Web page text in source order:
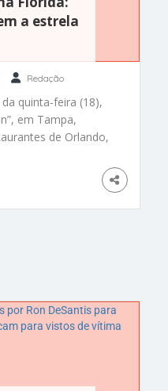
a estrela
Redação
quinta-feira (18),
em Tampa,
de Orlando,
atenção de
Tampa Da Redação
da gastronomia,